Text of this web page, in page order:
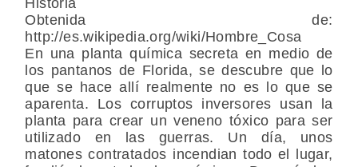
Obtenida de:
http://es.wikipedia.org/wiki/Hombre_Cosa
En una planta química secreta en medio de
los pantanos de Florida, se descubre que lo
que se hace allí realmente no es lo que se
aparenta. Los corruptos inversores usan la
planta para crear un veneno tóxico para ser
utilizado en las guerras. Un día, unos
matones contratados incendian todo el lugar,